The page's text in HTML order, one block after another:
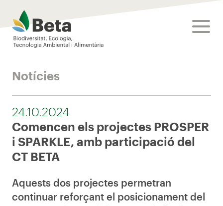
Beta Tech Center
Notícies
24.10.2024
Comencen els projectes PROSPER
i SPARKLE, amb participació del
CT BETA
Aquests dos projectes permetran
continuar reforçant el posicionament del